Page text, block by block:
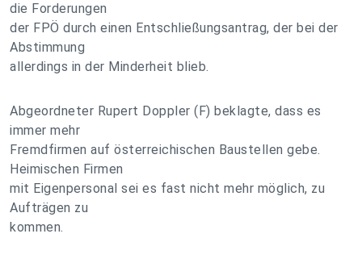
die Forderungen
der FPÖ durch einen Entschließungsantrag, der bei der
Abstimmung
allerdings in der Minderheit blieb.
Abgeordneter Rupert Doppler (F) beklagte, dass es
immer mehr
Fremdfirmen auf österreichischen Baustellen gebe.
Heimischen Firmen
mit Eigenpersonal sei es fast nicht mehr möglich, zu
Aufträgen zu
kommen.